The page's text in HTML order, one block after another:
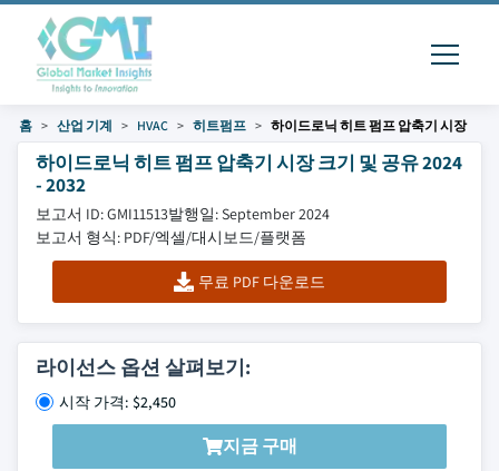
홈 산업 기계 HVAC 히트펌프 하이드로닉 히트 펌프 압축기 시장
하이드로닉 히트 펌프 압축기 시장 크기 및 공유 2024
- 2032
보고서 ID: GMI11513발행일: September 2024
보고서 형식: PDF/엑셀/대시보드/플랫폼
무료 PDF 다운로드
라이선스 옵션 살펴보기:
시작 가격: $2,450
지금 구매